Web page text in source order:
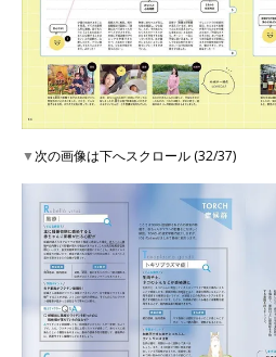
▼次の画像は下へスクロール (32/37)